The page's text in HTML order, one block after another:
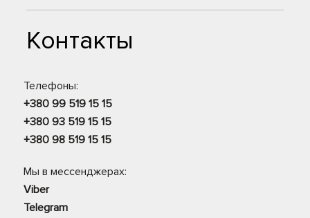
Контакты
Телефоны:
+380 99 519 15 15
+380 93 519 15 15
+380 98 519 15 15
Мы в мессенджерах:
Viber
Telegram